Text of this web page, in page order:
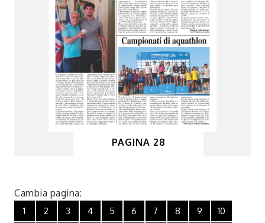
PAGINA 28
Cambia pagina:
1 2 3 4 5 6 7 8 9
10